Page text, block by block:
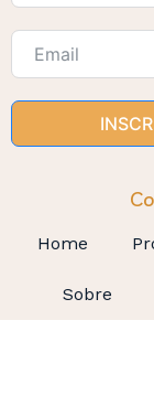
Home
Sobre